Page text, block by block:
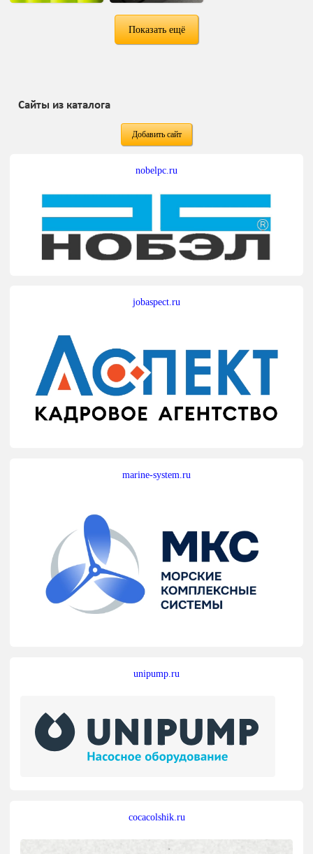
Показать ещё
Сайты из каталога
Добавить сайт
nobelpc.ru
jobaspect.ru
marine-system.ru
unipump.ru
cocacolshik.ru